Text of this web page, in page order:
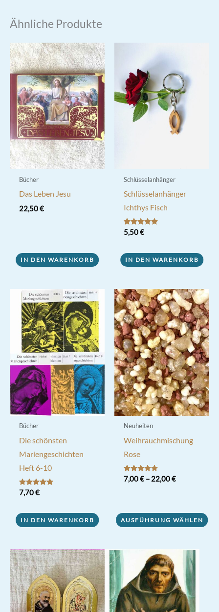
Ähnliche Produkte
Bücher
Das Leben Jesu
22,50€
IN DEN WARENKORB
Schlüsselanhänger
Schlüsselanhänger
Ichthys Fisch
Bewertet mit
5.00
5,50€
IN DEN WARENKORB
Bücher
Die schönsten
Mariengeschichten
Heft 6-10
Bewertet mit
5.00
7,70€
IN DEN WARENKORB
Neuheiten
Weihrauchmischung
Rose
Bewertet mit
5.00
7,00€– 22,00€
AUSFÜHRUNG WÄHLEN
weist
Die
Optionen
können